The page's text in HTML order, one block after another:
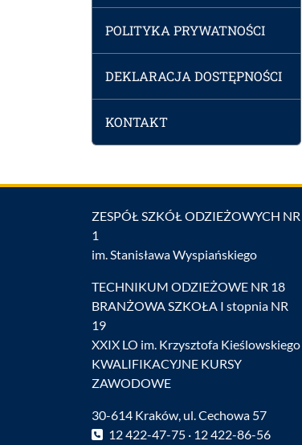
POLITYKA PRYWATNOŚCI
DEKLARACJA DOSTĘPNOŚCI
KONTAKT
ZESPÓŁ SZKÓŁ ODZIEŻOWYCH NR
1
im. Stanisława Wyspiańskiego
TECHNIKUM ODZIEŻOWE NR 18
BRANŻOWA SZKOŁA I stopnia NR
19
XXIX LO im. Krzysztofa Kieślowskiego
KWALIFIKACYJNE KURSY
ZAWODOWE
30-614 Kraków, ul. Cechowa 57
12 422-47-75 · 12 422-86-56